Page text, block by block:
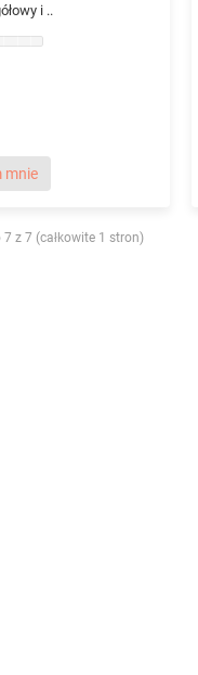
i ..
mnie
7 z 7 (całkowite 1 stron)